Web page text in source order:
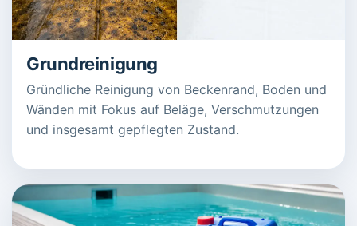
Grundreinigung
Gründliche Reinigung von Beckenrand, Boden und
Wänden mit Fokus auf Beläge, Verschmutzungen
und insgesamt gepflegten Zustand.